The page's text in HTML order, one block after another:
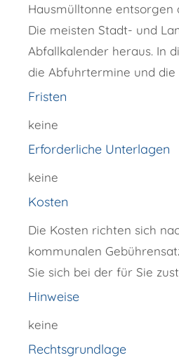
Hausmülltonne entsorgen
Die meisten Stadt- und
Abfallkalender heraus. In
die Abfuhrtermine und die
Fristen
keine
Erforderliche Unterlagen
keine
Kosten
Die Kosten richten sich
kommunalen
Sie sich bei der für Sie
Hinweise
keine
Rechtsgrundlage